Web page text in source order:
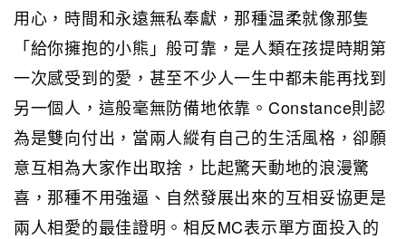
用心，時間和永遠無私奉獻，那種温柔就像那隻
「給你擁抱的小熊」般可靠，是人類在孩提時期第
一次感受到的愛，甚至不少人一生中都未能再找到
另一個人，這般毫無防備地依靠。Constance則認
為是雙向付出，當兩人縱有自己的生活風格，卻願
意互相為大家作出取捨，比起驚天動地的浪漫驚
喜，那種不用強逼、自然發展出來的互相妥協更是
兩人相愛的最佳證明。相反MC表示單方面投入的